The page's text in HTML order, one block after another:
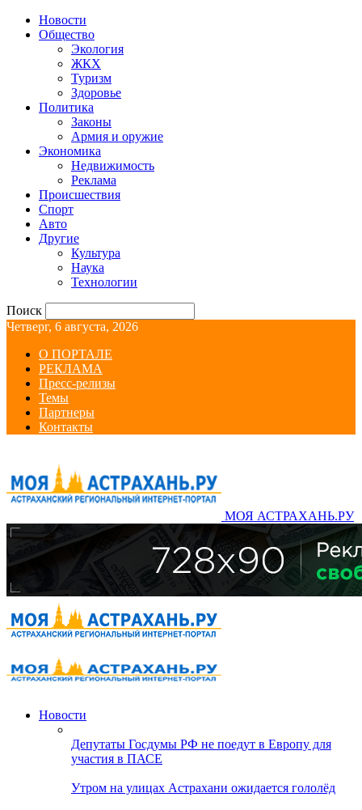
Новости
Общество
Экология
ЖКХ
Туризм
Здоровье
Политика
Законы
Армия и оружие
Экономика
Недвижимость
Реклама
Происшествия
Спорт
Авто
Другие
Культура
Наука
Технологии
Поиск
Четверг, 6 августа, 2026
О ПОРТАЛЕ
РЕКЛАМА
Пресс-релизы
Темы
Партнеры
Контакты
МОЯ АСТРАХАНЬ.РУ
Новости
Депутаты Госдумы РФ не поедут в Европу для
участия в ПАСЕ
Утром на улицах Астрахани ожидается гололёд